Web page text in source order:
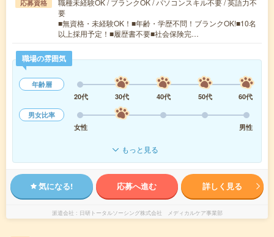
応募資格
職種未経験OK / ブランクOK / パソコンスキル不要 / 英語力不
要
■無資格・未経験OK！■年齢・学歴不問！ブランクOK!■10名
以上採用予定！■履歴書不要■社会保険完…
職場の雰囲気
年齢層
20代
30代 40代 50代
60代
男女比率
女性
男性
もっと見る
気になる! 応募へ進む 詳しく見る
派遣会社 日研トータルソーシング株式会社 メディカルケア事業部